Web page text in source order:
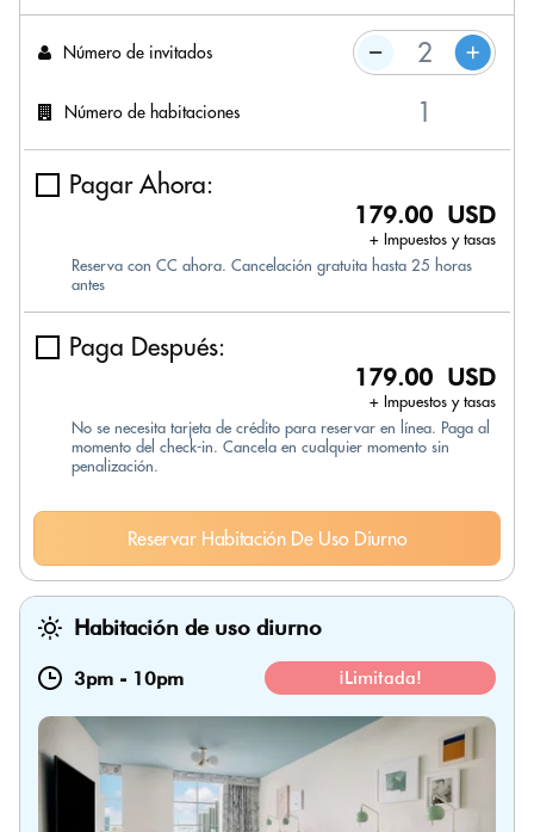
Número de invitados
Número de habitaciones
Pagar Ahora:
179.00 USD
+ Impuestos y tasas
Reserva con CC ahora. Cancelación gratuita hasta 25 horas
antes
Paga Después:
179.00 USD
+ Impuestos y tasas
No se necesita tarjeta de crédito para reservar en línea. Paga al
momento del check-in. Cancela en cualquier momento sin
penalización.
Reservar Habitación De Uso Diurno
Habitación de uso diurno
3pm - 10pm ¡Limitada!